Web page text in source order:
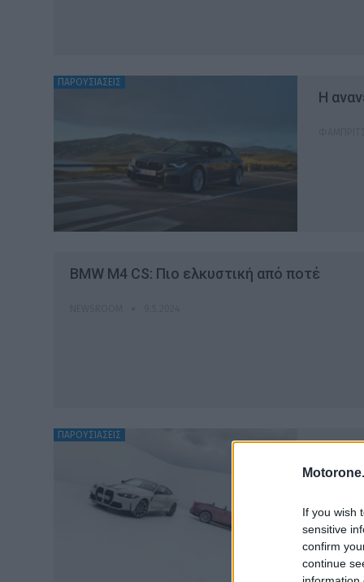
If you wish
sensitive
confirm
continue
ΠΑΡΟΥΣΙΑΣΕΙΣ
Η
BMW Μ4 CS: Πιο ελκυστική από ποτέ
ΠΑΡΟΥΣΙΑΣΕΙΣ